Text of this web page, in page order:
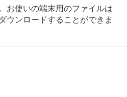
お使いの端末用のファイルは
ウンロードすることができま